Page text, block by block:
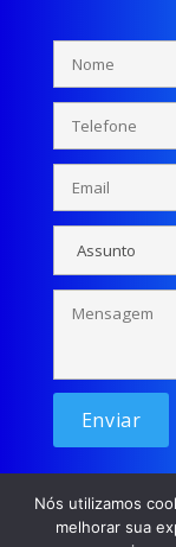
Nós utilizamos
melhorar sua